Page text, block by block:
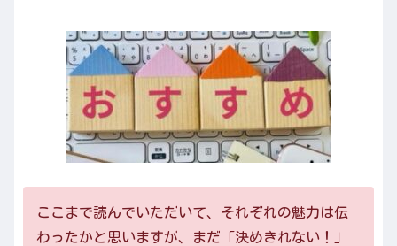
ここまで読んでいただいて、それぞれの魅力は伝
わったかと思いますが、まだ「決めきれない！」